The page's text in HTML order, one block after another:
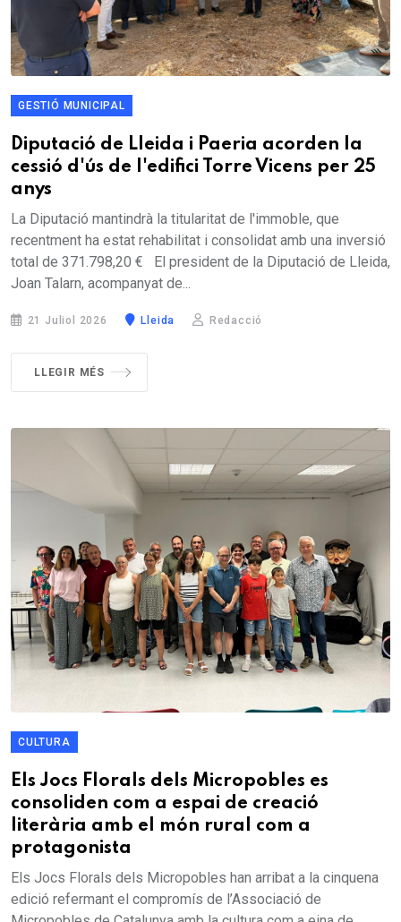
GESTIÓ MUNICIPAL
Diputació de Lleida i Paeria acorden la
cessió d'ús de l'edifici Torre Vicens per 25
anys
La Diputació mantindrà la titularitat de l'immoble, que
recentment ha estat rehabilitat i consolidat amb una inversió
total de 371.798,20 € El president de la Diputació de Lleida,
Joan Talarn, acompanyat de...
21 Juliol 2026 Lleida Redacció
LLEGIR MÉS
CULTURA
Els Jocs Florals dels Micropobles es
consoliden com a espai de creació
literària amb el món rural com a
protagonista
Els Jocs Florals dels Micropobles han arribat a la cinquena
edició refermant el compromís de l’Associació de